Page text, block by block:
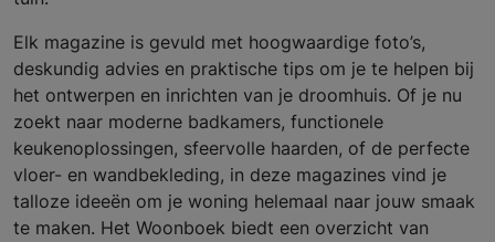
Elk magazine is gevuld met hoogwaardige foto’s,
deskundig advies en praktische tips om je te helpen bij
het ontwerpen en inrichten van je droomhuis. Of je nu
zoekt naar moderne badkamers, functionele
keukenoplossingen, sfeervolle haarden, of de perfecte
vloer- en wandbekleding, in deze magazines vind je
talloze ideeën om je woning helemaal naar jouw smaak
te maken. Het Woonboek biedt een overzicht van